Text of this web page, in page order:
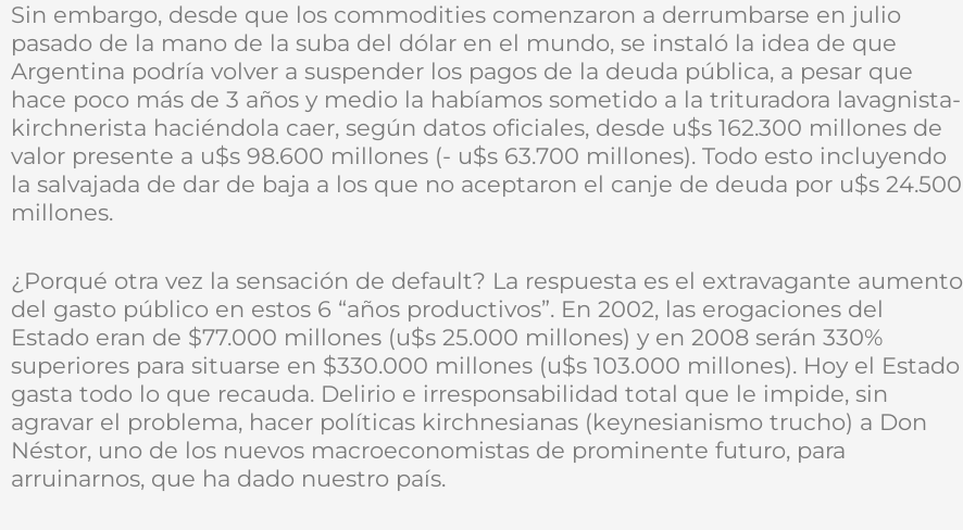
Sin embargo, desde que los commodities comenzaron a derrumbarse en julio
pasado de la mano de la suba del dólar en el mundo, se instaló la idea de que
Argentina podría volver a suspender los pagos de la deuda pública, a pesar que
hace poco más de 3 años y medio la habíamos sometido a la trituradora lavagnista-
kirchnerista haciéndola caer, según datos oficiales, desde u$s 162.300 millones de
valor presente a u$s 98.600 millones (- u$s 63.700 millones). Todo esto incluyendo
la salvajada de dar de baja a los que no aceptaron el canje de deuda por u$s 24.500
millones.
¿Porqué otra vez la sensación de default? La respuesta es el extravagante aumento
del gasto público en estos 6 “años productivos”. En 2002, las erogaciones del
Estado eran de $77.000 millones (u$s 25.000 millones) y en 2008 serán 330%
superiores para situarse en $330.000 millones (u$s 103.000 millones). Hoy el Estado
gasta todo lo que recauda. Delirio e irresponsabilidad total que le impide, sin
agravar el problema, hacer políticas kirchnesianas (keynesianismo trucho) a Don
Néstor, uno de los nuevos macroeconomistas de prominente futuro, para
arruinarnos, que ha dado nuestro país.